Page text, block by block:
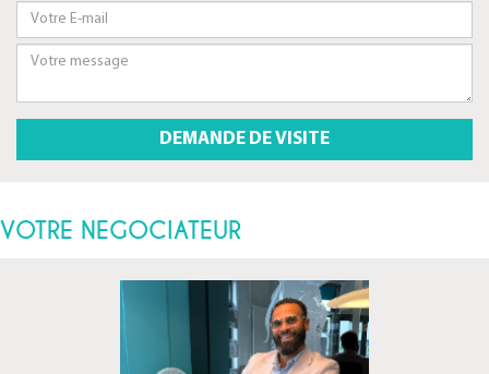
VOTRE NEGOCIATEUR